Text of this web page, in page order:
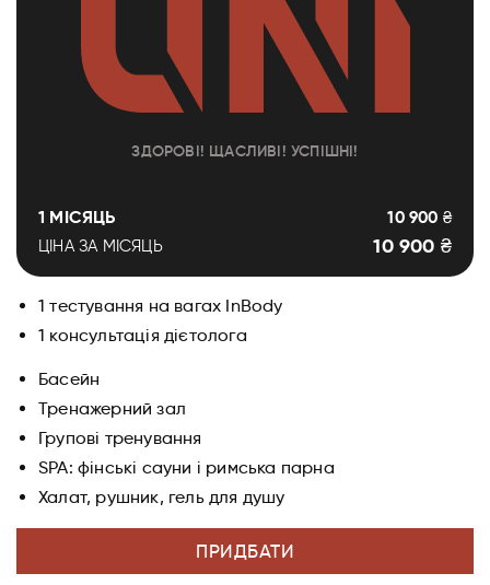
ЗДОРОВІ! ЩАСЛИВІ! УСПІШНІ!
1 МІСЯЦЬ 10 900 ₴
ЦІНА ЗА МІСЯЦЬ 10 900 ₴
1 тестування на вагах InBody
1 консультація дієтолога
Басейн
Тренажерний зал
Групові тренування
SPA: фінські сауни і римська парна
Халат, рушник, гель для душу
ПРИДБАТИ